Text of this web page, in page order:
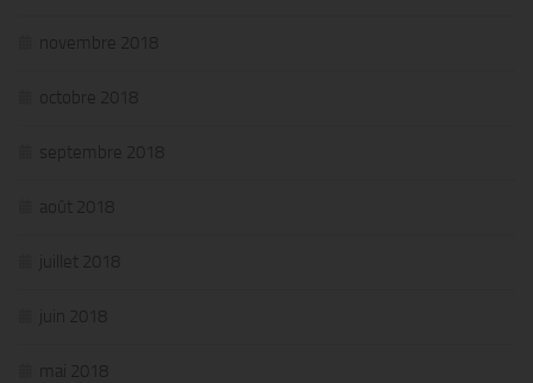
novembre 2018
octobre 2018
septembre 2018
août 2018
juillet 2018
juin 2018
mai 2018